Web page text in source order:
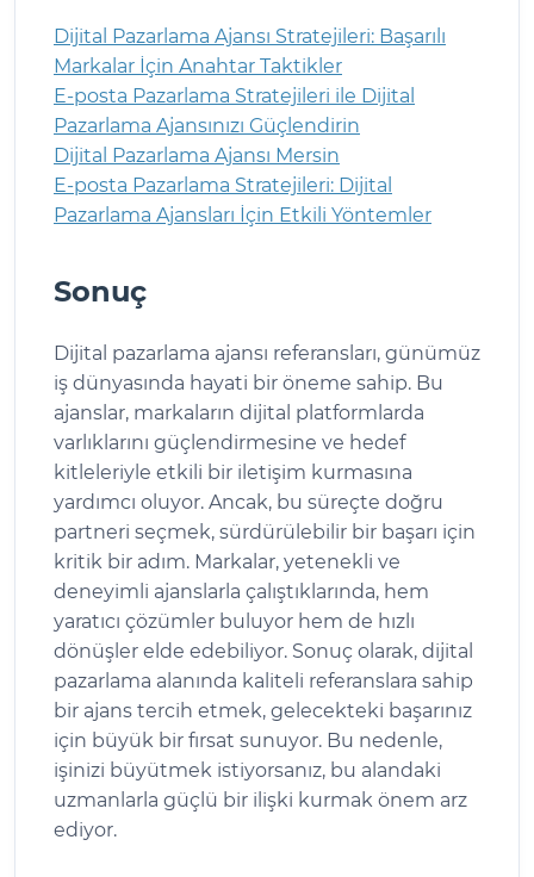
Dijital Pazarlama Ajansı Stratejileri: Başarılı
Markalar İçin Anahtar Taktikler
E-posta Pazarlama Stratejileri ile Dijital
Pazarlama Ajansınızı Güçlendirin
Dijital Pazarlama Ajansı Mersin
E-posta Pazarlama Stratejileri: Dijital
Pazarlama Ajansları İçin Etkili Yöntemler
Sonuç
Dijital pazarlama ajansı referansları, günümüz
iş dünyasında hayati bir öneme sahip. Bu
ajanslar, markaların dijital platformlarda
varlıklarını güçlendirmesine ve hedef
kitleleriyle etkili bir iletişim kurmasına
yardımcı oluyor. Ancak, bu süreçte doğru
partneri seçmek, sürdürülebilir bir başarı için
kritik bir adım. Markalar, yetenekli ve
deneyimli ajanslarla çalıştıklarında, hem
yaratıcı çözümler buluyor hem de hızlı
dönüşler elde edebiliyor. Sonuç olarak, dijital
pazarlama alanında kaliteli referanslara sahip
bir ajans tercih etmek, gelecekteki başarınız
için büyük bir fırsat sunuyor. Bu nedenle,
işinizi büyütmek istiyorsanız, bu alandaki
uzmanlarla güçlü bir ilişki kurmak önem arz
ediyor.